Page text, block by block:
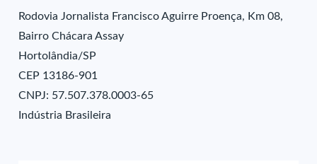
Rodovia Jornalista Francisco Aguirre Proença, Km 08,
Bairro Chácara Assay
Hortolândia/SP
CEP 13186-901
CNPJ: 57.507.378.0003-65
Indústria Brasileira